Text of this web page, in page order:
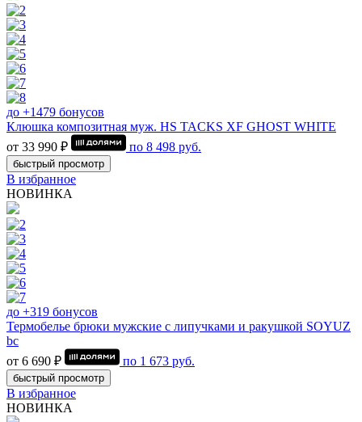
до +1479 бонусов
Клюшка композитная муж. HS TACKS XF GHOST WHITE
от 33 990 ₽
по 8 498 руб.
быстрый просмотр
В избранное
НОВИНКА
до +319 бонусов
Термобелье брюки мужские с липучками и ракушкой SOYUZ
bc
от 6 690 ₽
по 1 673 руб.
быстрый просмотр
В избранное
НОВИНКА